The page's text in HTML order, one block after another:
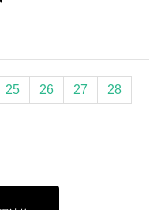
25 26 27 28